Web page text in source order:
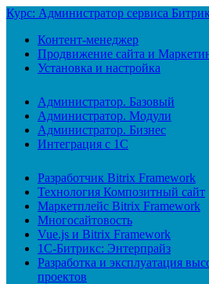
Курс: Администратор сервиса
Контент-менеджер
Продвижение сайта и
Установка и настройка
Администратор. Базовый
Администратор. Модули
Администратор. Бизнес
Интеграция с 1С
Разработчик Bitrix Framework
Технология Композитный сайт
Маркетплейс Bitrix Framework
Многосайтовость
Vue.js и Bitrix Framework
1С-Битрикс: Энтерпрайз
Разработка и эксплуатация
проектов